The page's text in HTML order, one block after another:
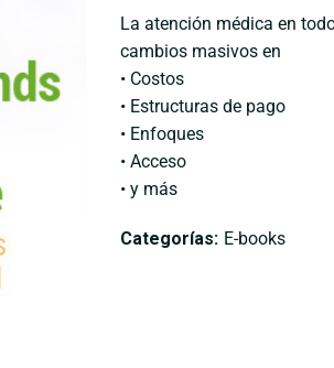
La atención médica en
cambios masivos en
• Costos
• Estructuras de pago
• Enfoques
• Acceso
• y más
Categorías: E-books